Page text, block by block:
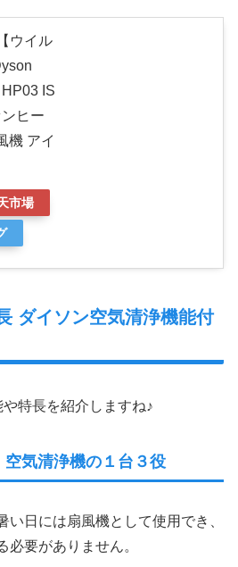
ウイル
IS
ヒー
機 アイ
市場
ダイソン空気清浄機能付
特長を紹介しますね♪
空気清浄機の１台３役
い日には扇風機として使用でき、
必要がありません。